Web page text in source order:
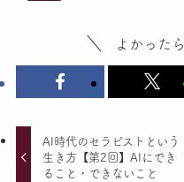
よかった
AI時代のセラピストという
生き方【第2回】AIにでき
ること・できないこと